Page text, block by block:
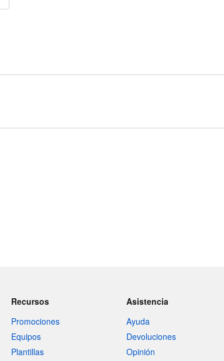
Recursos
Promociones
Equipos
Plantillas
Asistencia
Ayuda
Devoluciones
Opinión